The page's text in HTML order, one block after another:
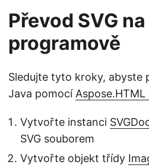
Převod SVG
programově
Sledujte tyto kroky, abyste
Java pomocíAspose.HTML
Vytvořte instanci
SVG souborem
Vytvořte objekt třídy